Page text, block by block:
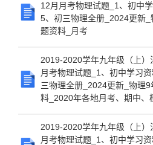
12月月考物理试题_1、初中
5、初三物理全册_2024更新
题资料_月考
2019-2020学年九年级（上）
月考物理试题_1、初中学习
三物理全册_2024更新_物理
料_2020年各地月考、期中、
2019-2020学年九年级（上）
月考物理试题_1、初中学习